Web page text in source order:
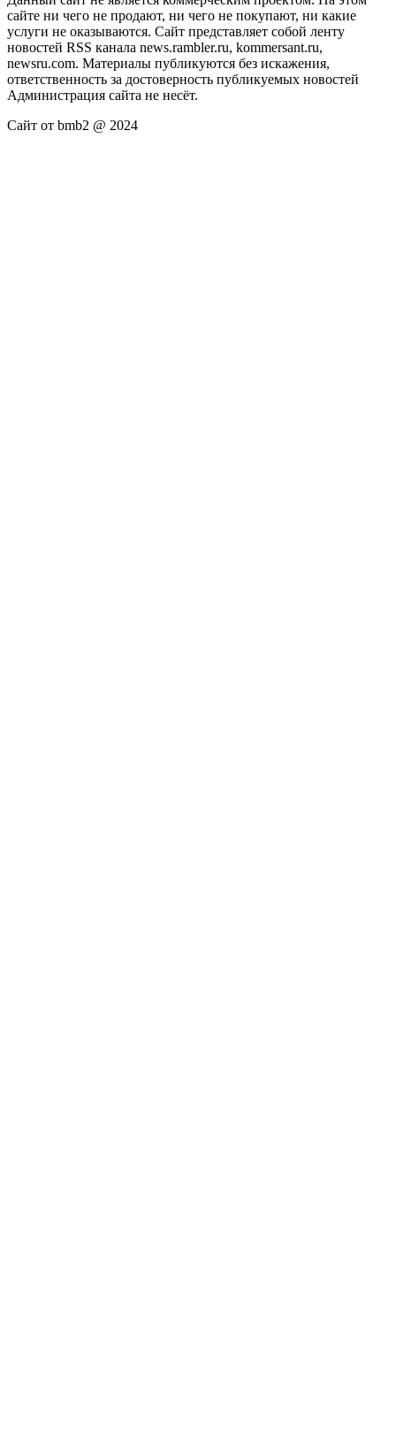
сайте ни чего не продают, ни чего не покупают, ни какие
услуги не оказываются. Сайт представляет собой ленту
новостей RSS канала news.rambler.ru, kommersant.ru,
newsru.com. Материалы публикуются без искажения,
ответственность за достоверность публикуемых новостей
Администрация сайта не несёт.
Сайт от bmb2 @ 2024